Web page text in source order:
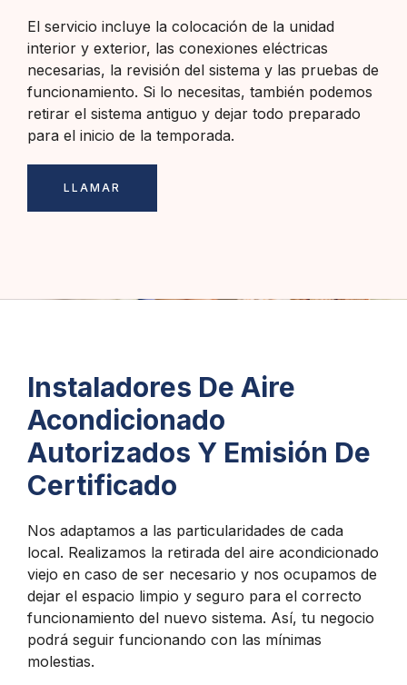
El servicio incluye la colocación de la unidad
interior y exterior, las conexiones eléctricas
necesarias, la revisión del sistema y las pruebas de
funcionamiento. Si lo necesitas, también podemos
retirar el sistema antiguo y dejar todo preparado
para el inicio de la temporada.
LLAMAR
Instaladores De Aire
Acondicionado
Autorizados Y Emisión De
Certificado
Nos adaptamos a las particularidades de cada
local. Realizamos la retirada del aire acondicionado
viejo en caso de ser necesario y nos ocupamos de
dejar el espacio limpio y seguro para el correcto
funcionamiento del nuevo sistema. Así, tu negocio
podrá seguir funcionando con las mínimas
molestias.